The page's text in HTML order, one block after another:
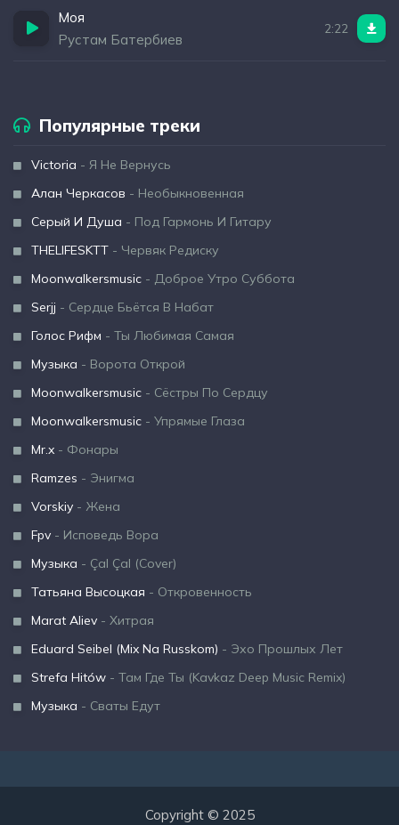
Моя
Рустам Батербиев
2:22
Популярные треки
Victoria - Я Не Вернусь
Алан Черкасов - Необыкновенная
Серый И Душа - Под Гармонь И Гитару
THELIFESKTT - Червяк Редиску
Moonwalkersmusic - Доброе Утро Суббота
Serjj - Сердце Бьётся В Набат
Голос Рифм - Ты Любимая Самая
Музыка - Ворота Открой
Moonwalkersmusic - Сёстры По Сердцу
Moonwalkersmusic - Упрямые Глаза
Mr.x - Фонары
Ramzes - Энигма
Vorskiy - Жена
Fpv - Исповедь Вора
Музыка - Çal Çal (Cover)
Татьяна Высоцкая - Откровенность
Marat Aliev - Хитрая
Eduard Seibel (Mix Na Russkom) - Эхо Прошлых Лет
Strefa Hitów - Там Где Ты (Kavkaz Deep Music Remix)
Музыка - Сваты Едут
Copyright © 2025